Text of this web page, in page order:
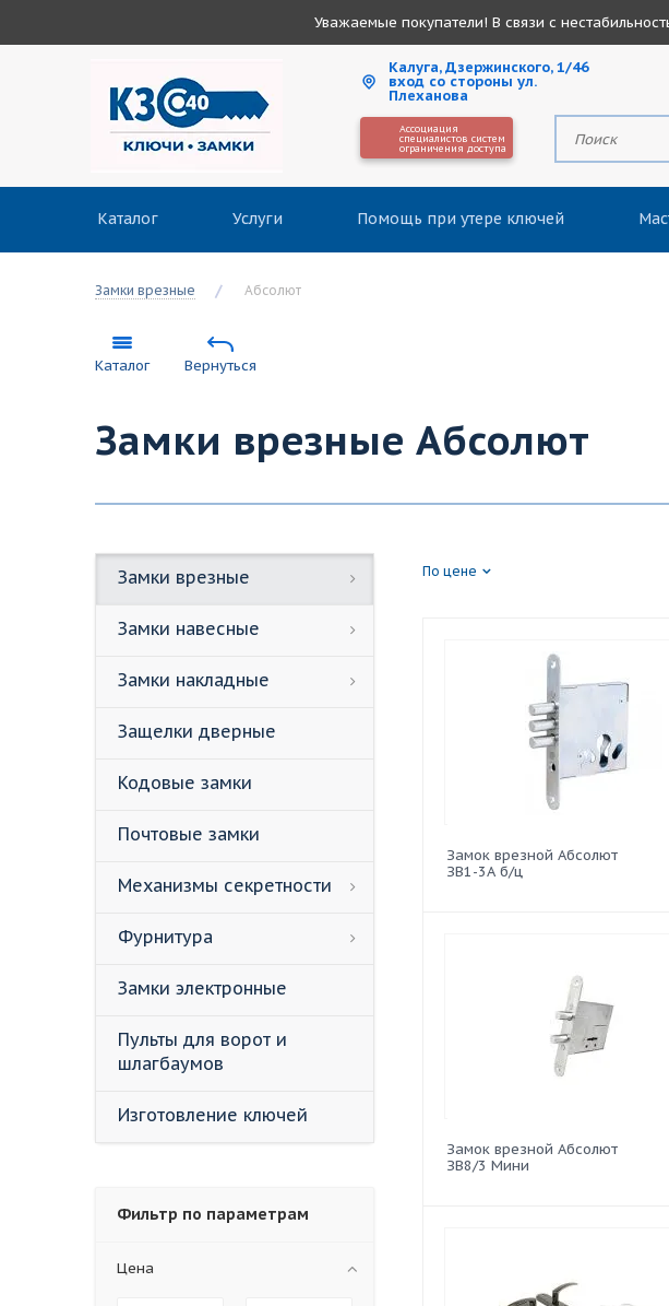
Уважаемые покупатели! В связи с
Калуга, Дзержинского, 1/46
вход со стороны ул.
Плеханова
Ассоциация
специалистов систем
ограничения доступа
Каталог Услуги Помощь при утере ключей
Замки врезные Абсолют
Каталог Вернуться
Замки врезные Абсолют
По цене
Замок врезной Абсолют
ЗВ1-3А б/ц
Замок врезной Абсолют
ЗВ8/3 Мини
Фильтр по параметрам
Цена
Замки врезные
Замки навесные
Замки накладные
Защелки дверные
Кодовые замки
Почтовые замки
Механизмы секретности
Фурнитура
Замки электронные
Пульты для ворот и
шлагбаумов
Изготовление ключей